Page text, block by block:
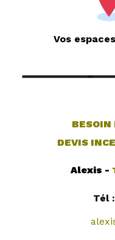
Vos
BESOIN
DEVIS
Alexis -
Tél :